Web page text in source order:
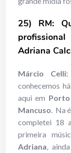
25) RM:
Adriana
Márcio Celli:
conhecemos
aqui em Porto
Mancuso. Na
completei 18
primeira
Adriana,